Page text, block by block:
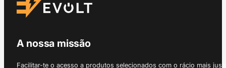
A nossa missão
Facilitar-te o acesso a produtos selecionados com o rácio mais